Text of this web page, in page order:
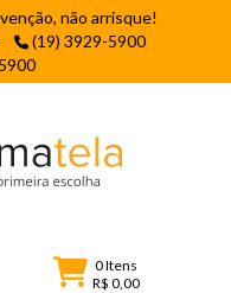
não arrisque!
(19) 3929-5900
0Itens
R$ 0,00